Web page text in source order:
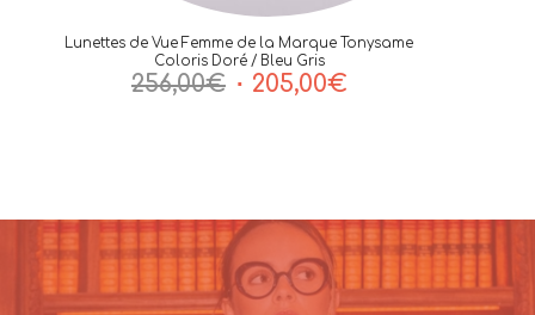
Lunettes de Vue Femme de la Marque Tonysame
Coloris Doré / Bleu Gris
256,00€ Le205,00€Le